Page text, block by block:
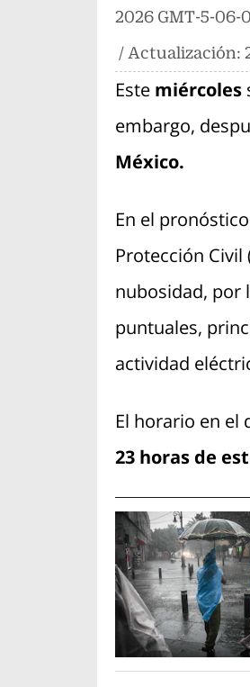
2026 GMT-5-06-
/ Actualización:
Este miércoles
embargo,
México.
En el
Protección Civil
nubosidad, por
puntuales,
actividad
El horario en el
23 horas de